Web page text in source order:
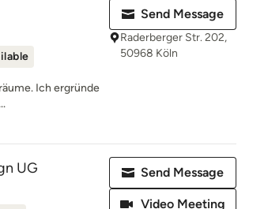
Ich ergründe
Send Message
Raderberger Str. 202,
50968 Köln
UG Send Message
Video Meeting